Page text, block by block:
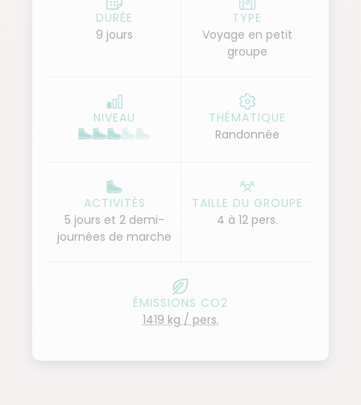
vallée Arc-en-Ciel pour un festival de couleurs. Nous
parcourons toute la vallée, territoire sauvage et
désertique avec des grottes creusées par les vents
magnifiques. Puis, nous arrivons sur Petra, ses
temples et ses tombeaux, par les chemins secrets
avant un bain insolite dans la mer Morte et notre
retour sur Amman.
DURÉE
9 jours
TYPE
Voyage en petit
groupe
NIVEAU
THÉMATIQUE
Randonnée
ACTIVITÉS
5 jours et 2 demi-
journées de marche
TAILLE DU GROUPE
4 à 12 pers.
ÉMISSIONS CO2
1419 kg / pers.